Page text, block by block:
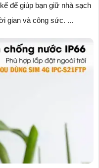
để giúp bạn giữ nhà sạch
gian và công sức. ...